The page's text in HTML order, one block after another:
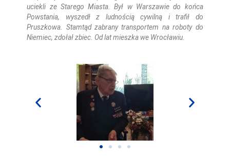
uciekli ze Starego Miasta. Był w Warszawie do końca
Powstania, wyszedł z ludnością cywilną i trafił do
Pruszkowa. Stamtąd zabrany transportem na roboty do
Niemiec, zdołał zbiec. Od lat mieszka we Wrocławiu.